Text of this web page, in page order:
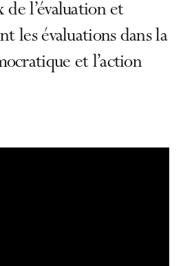
l’évaluation et
les évaluations dans la
et l’action